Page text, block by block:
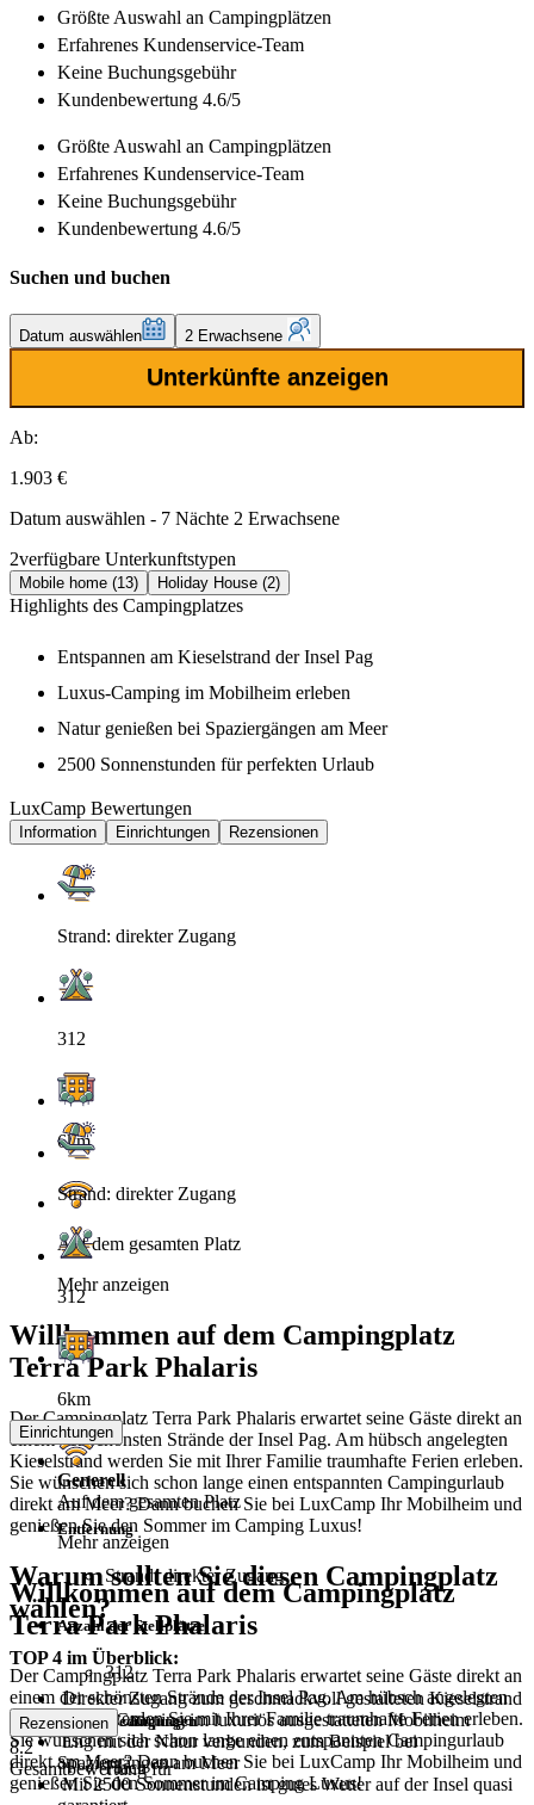
Größte Auswahl an Campingplätzen
Erfahrenes Kundenservice-Team
Keine Buchungsgebühr
Kundenbewertung 4.6/5
Größte Auswahl an Campingplätzen
Erfahrenes Kundenservice-Team
Keine Buchungsgebühr
Kundenbewertung 4.6/5
Suchen und buchen
Datum auswählen 2 Erwachsene
Unterkünfte anzeigen
Ab:
1.903 €
Datum auswählen - 7 Nächte 2 Erwachsene
2verfügbare Unterkunftstypen
Mobile home (13) Holiday House (2)
Highlights des Campingplatzes
Entspannen am Kieselstrand der Insel Pag
Luxus-Camping im Mobilheim erleben
Natur genießen bei Spaziergängen am Meer
2500 Sonnenstunden für perfekten Urlaub
LuxCamp Bewertungen
Information Einrichtungen Rezensionen
Strand: direkter Zugang
312
6km
Auf dem gesamten Platz
Mehr anzeigen
Willkommen auf dem Campingplatz
Terra Park Phalaris
Der Campingplatz Terra Park Phalaris erwartet seine Gäste direkt an
einem der schönsten Strände der Insel Pag. Am hübsch angelegten
Kieselstrand werden Sie mit Ihrer Familie traumhafte Ferien erleben.
Sie wünschen sich schon lange einen entspannten Campingurlaub
direkt am Meer? Dann buchen Sie bei LuxCamp Ihr Mobilheim und
genießen Sie den Sommer im Camping Luxus!
Warum sollten Sie diesen Campingplatz
wählen?
TOP 4 im Überblick:
Direkter Zugang zum geschmackvoll gestalteten Kieselstrand
Luxus-Camping im luxuriös ausgestatteten Mobilheim
Eng mit der Natur verbunden, zum Beispiel bei
Spaziergängen am Meer
Mit 2500 Sonnenstunden ist gutes Wetter auf der Insel quasi
Strand: direkter Zugang
312
6km
Auf dem gesamten Platz
Mehr anzeigen
Willkommen auf dem Campingplatz
Terra Park Phalaris
Der Campingplatz Terra Park Phalaris erwartet seine Gäste direkt an
einem der schönsten Strände der Insel Pag. Am hübsch angelegten
Kieselstrand werden Sie mit Ihrer Familie traumhafte Ferien erleben.
Sie wünschen sich schon lange einen entspannten Campingurlaub
direkt am Meer? Dann buchen Sie bei LuxCamp Ihr Mobilheim und
genießen Sie den Sommer im Camping Luxus!
Einrichtungen
Generell
Entfernung
Strand: direkter Zugang
Anzahl der Stellplätze
312
Lokale Bedingungen
Flach
Rezensionen
8.2
Gesamtbewertung für